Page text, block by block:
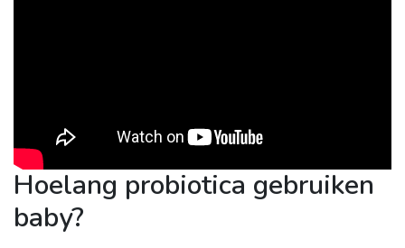
Hoelang probiotica gebruiken
baby?